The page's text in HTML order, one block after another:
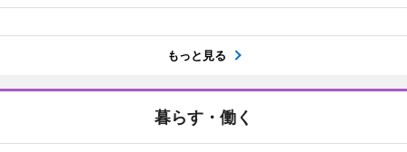
もっと見る
暮らす・働く